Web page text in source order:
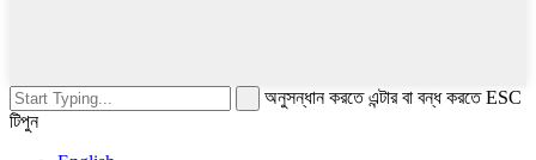
অনুসন্ধান করতে এন্টার বা বন্ধ করতে ESC
টিপুন